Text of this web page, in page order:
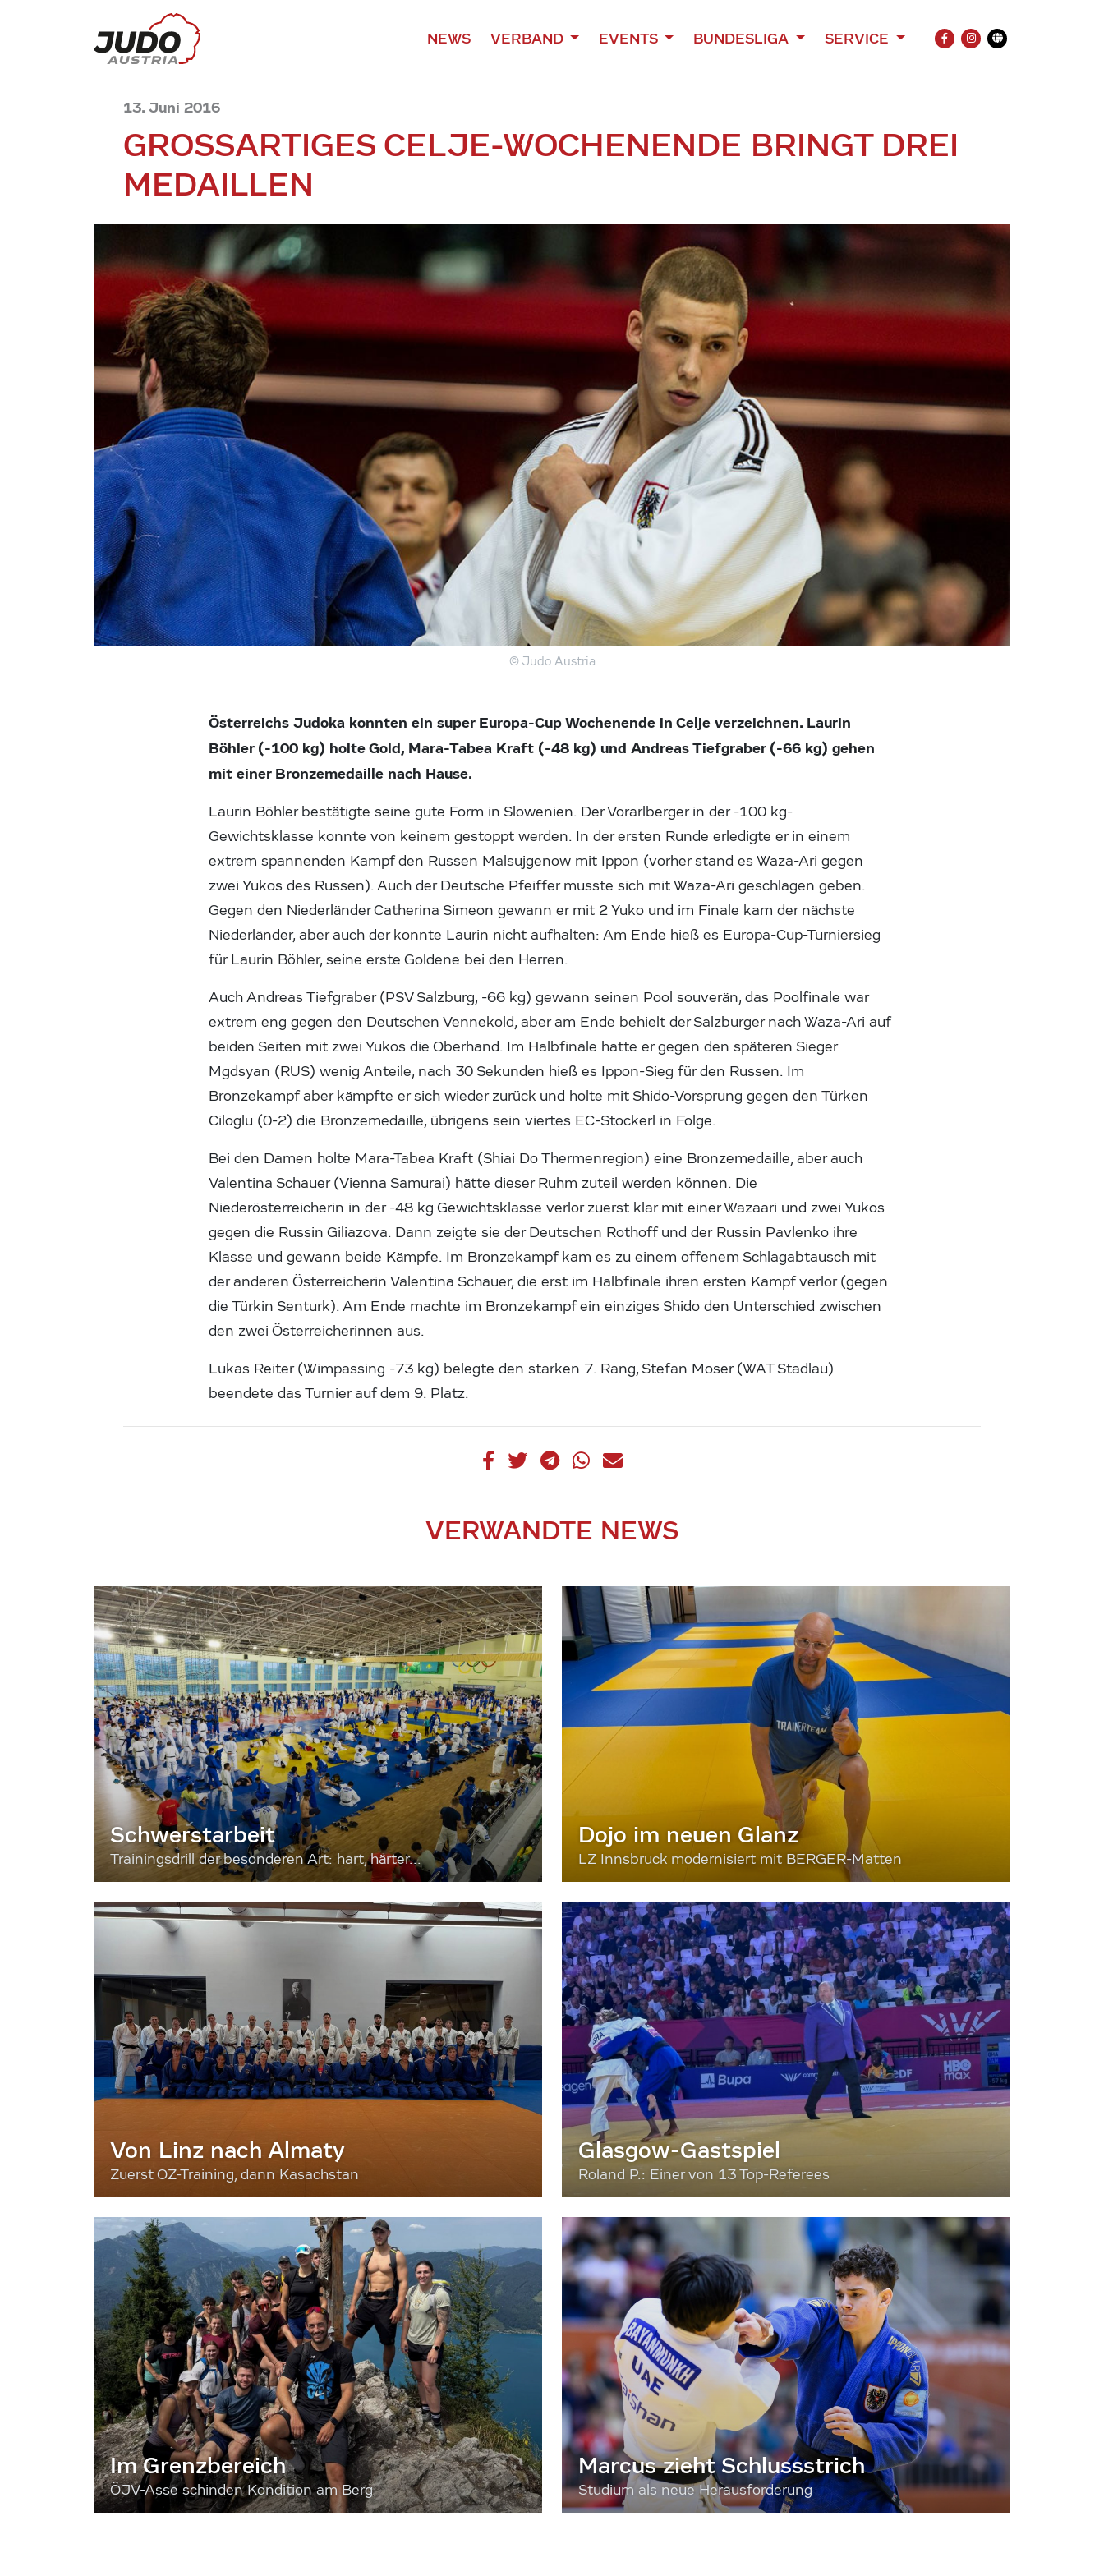
NEWS VERBAND EVENTS BUNDESLIGA SERVICE
FACEBOOK
INSTAGRAM
Übersetzung
13. Juni 2016
GROSSARTIGES CELJE-WOCHENENDE BRINGT DREI M
EDAILLEN
© Judo Austria
Österreichs Judoka konnten ein super Europa-Cup Wochenende in Celje verzeichnen. Laurin
Böhler (-100 kg) holte Gold, Mara-Tabea Kraft (-48 kg) und Andreas Tiefgraber (-66 kg) gehen
mit einer Bronzemedaille nach Hause.
Laurin Böhler bestätigte seine gute Form in Slowenien. Der Vorarlberger in der -100 kg-
Gewichtsklasse konnte von keinem gestoppt werden. In der ersten Runde erledigte er in einem
extrem spannenden Kampf den Russen Malsujgenow mit Ippon (vorher stand es Waza-Ari gegen
zwei Yukos des Russen). Auch der Deutsche Pfeiffer musste sich mit Waza-Ari geschlagen geben.
Gegen den Niederländer Catherina Simeon gewann er mit 2 Yuko und im Finale kam der nächste
Niederländer, aber auch der konnte Laurin nicht aufhalten: Am Ende hieß es Europa-Cup-Turniersieg
für Laurin Böhler, seine erste Goldene bei den Herren.
Auch Andreas Tiefgraber (PSV Salzburg, -66 kg) gewann seinen Pool souverän, das Poolfinale war
extrem eng gegen den Deutschen Vennekold, aber am Ende behielt der Salzburger nach Waza-Ari auf
beiden Seiten mit zwei Yukos die Oberhand. Im Halbfinale hatte er gegen den späteren Sieger
Mgdsyan (RUS) wenig Anteile, nach 30 Sekunden hieß es Ippon-Sieg für den Russen. Im
Bronzekampf aber kämpfte er sich wieder zurück und holte mit Shido-Vorsprung gegen den Türken
Ciloglu (0-2) die Bronzemedaille, übrigens sein viertes EC-Stockerl in Folge.
Bei den Damen holte Mara-Tabea Kraft (Shiai Do Thermenregion) eine Bronzemedaille, aber auch
Valentina Schauer (Vienna Samurai) hätte dieser Ruhm zuteil werden können. Die
Niederösterreicherin in der -48 kg Gewichtsklasse verlor zuerst klar mit einer Wazaari und zwei Yukos
gegen die Russin Giliazova. Dann zeigte sie der Deutschen Rothoff und der Russin Pavlenko ihre
Klasse und gewann beide Kämpfe. Im Bronzekampf kam es zu einem offenem Schlagabtausch mit
der anderen Österreicherin Valentina Schauer, die erst im Halbfinale ihren ersten Kampf verlor (gegen
die Türkin Senturk). Am Ende machte im Bronzekampf ein einziges Shido den Unterschied zwischen
den zwei Österreicherinnen aus.
Lukas Reiter (Wimpassing -73 kg) belegte den starken 7. Rang, Stefan Moser (WAT Stadlau)
beendete das Turnier auf dem 9. Platz.
VERWANDTE NEWS
Schwerstarbeit
Trainingsdrill der besonderen Art: hart, härter...
Dojo im neuen Glanz
LZ Innsbruck modernisiert mit BERGER-Matten
Von Linz nach Almaty
Zuerst OZ-Training, dann Kasachstan
Glasgow-Gastspiel
Roland P.: Einer von 13 Top-Referees
Im Grenzbereich
ÖJV-Asse schinden Kondition am Berg
Marcus zieht Schlussstrich
Studium als neue Herausforderung